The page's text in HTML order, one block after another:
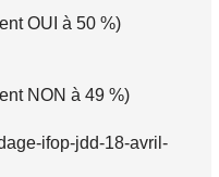
OUI à 50 %)
NON à 49 %)
ifop-jdd-18-avril-